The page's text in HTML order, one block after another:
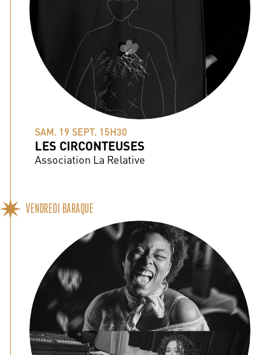
SAM. 19 SEPT. 15H30
LES CIRCONTEUSES
Association La Relative
VENDREDI BARAQUE